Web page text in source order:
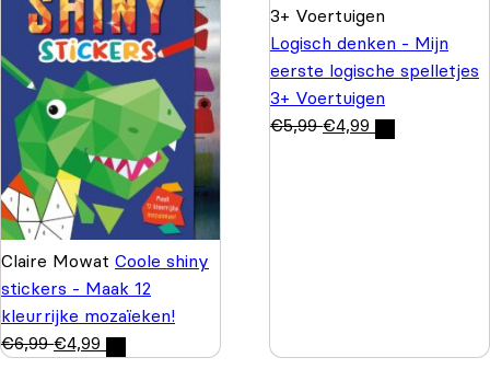
Claire Mowat Coole shiny
stickers - Maak 12
kleurrijke mozaïeken!
€6,99 €4,99
Logisch denken - Mijn
eerste logische spelletjes
3+ Voertuigen
€5,99 €4,99